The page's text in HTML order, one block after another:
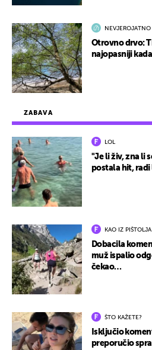
ZABAVA
LOL
"Je li živ, zna li
postala hit, radi
KAO IZ PIŠTOLJA
Dobacila
muž ispalio
čekao…
ŠTO KAŽETE?
Isključio
preporučio
Otrovno drvo:
najopasniji